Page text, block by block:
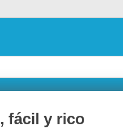
fácil y rico